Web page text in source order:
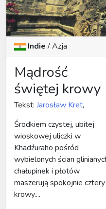
Indie/Azja
Mądrość
świętej krowy
Tekst: Jarosław Kret,
Środkiem czystej, ubitej
wioskowej uliczki w
Khadźuraho pośród
wybielonych ścian
chałupinek i płotów
maszerują spokojnie cztery
krowy....